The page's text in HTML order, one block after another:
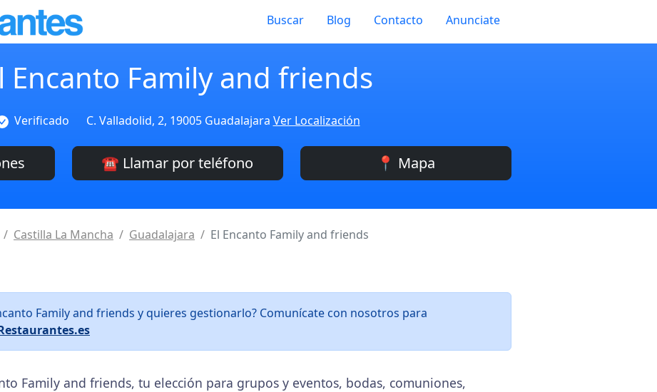
Buscar Blog Contacto Anunciate
Encanto Family and friends
Verificado C. Valladolid, 2, 19005 Guadalajara Ver Localización
☎️ Llamar por teléfono 📍 Mapa
Castilla La Mancha Guadalajara El Encanto Family and friends
Family and friends y quieres gestionarlo? Comunícate con nosotros para
Family and friends, tu elección para grupos y eventos, bodas, comuniones,